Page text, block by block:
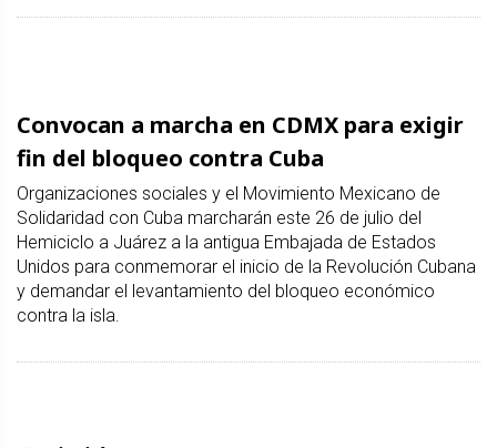
Convocan a marcha en CDMX para exigir
fin del bloqueo contra Cuba
Organizaciones sociales y el Movimiento Mexicano de
Solidaridad con Cuba marcharán este 26 de julio del
Hemiciclo a Juárez a la antigua Embajada de Estados
Unidos para conmemorar el inicio de la Revolución Cubana
y demandar el levantamiento del bloqueo económico
contra la isla.